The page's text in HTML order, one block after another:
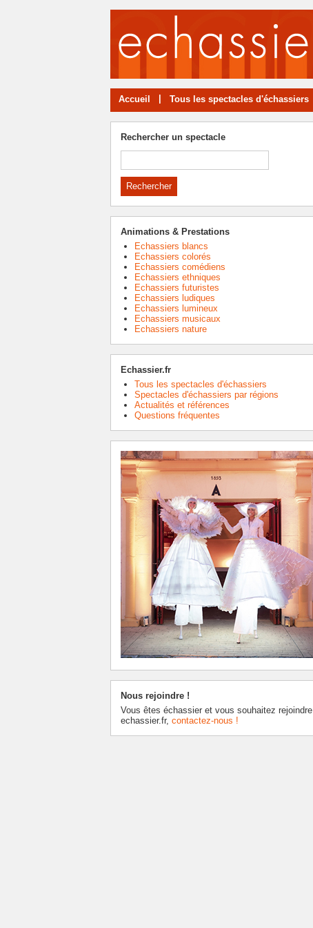
Accueil Tous les spectacles d'échassiers
Rechercher un spectacle
Animations & Prestations
Echassiers blancs
Echassiers colorés
Echassiers comédiens
Echassiers ethniques
Echassiers futuristes
Echassiers ludiques
Echassiers lumineux
Echassiers musicaux
Echassiers nature
Echassier.fr
Tous les spectacles d'échassiers
Spectacles d'échassiers par régions
Actualités et références
Questions fréquentes
Nous rejoindre !
Vous êtes échassier et vous souhaitez rejoindre
echassier.fr, contactez-nous !